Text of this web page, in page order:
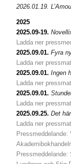
2026.01.19.
2025
2025.09-19.
Ladda ner
2025.09.01. Fyra
Ladda ner
2025.09.01. Ingen
Ladda ner
2025.09.01.
Ladda ner
2025.09.25. Det
Ladda ner
Pressmeddelande: